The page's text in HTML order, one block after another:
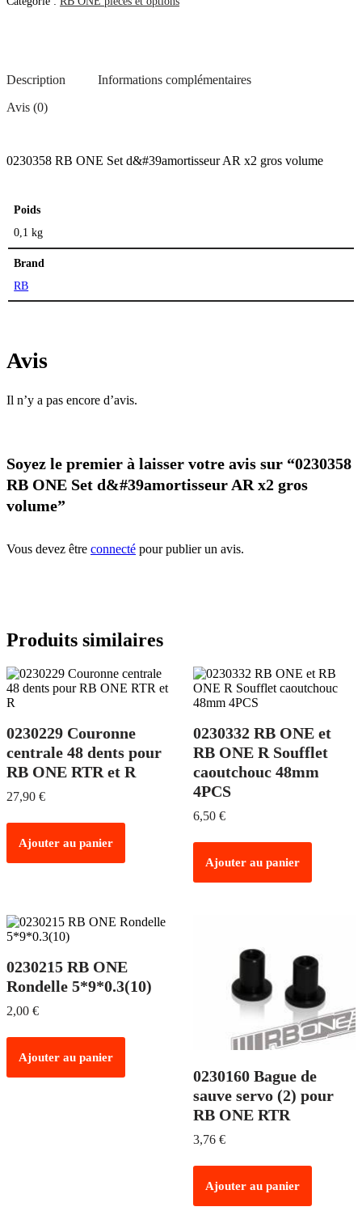
x2
Description
Informations complémentaires
Avis (0)
0230358 RB ONE Set d&#39amortisseur AR x2 gros volume
Poids
0,1 kg
Brand
RB
Avis
Il n’y a pas encore d’avis.
Soyez le premier à laisser votre avis sur “0230358
RB ONE Set d&#39amortisseur AR x2 gros
volume”
Vous devez être connecté pour publier un avis.
Produits similaires
0230229 Couronne
centrale 48 dents pour
RB ONE RTR et R
27,90 €
Ajouter au panier
0230332 RB ONE et
RB ONE R Soufflet
caoutchouc 48mm
4PCS
6,50 €
Ajouter au panier
0230215 RB ONE
Rondelle 5*9*0.3(10)
2,00 €
Ajouter au panier
0230160 Bague de
sauve servo (2) pour
RB ONE RTR
3,76 €
Ajouter au panier